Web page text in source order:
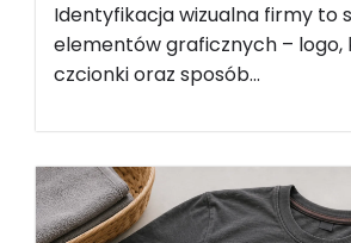
Identyfikacja wizualna firmy to
elementów graficznych – logo,
czcionki oraz sposób...